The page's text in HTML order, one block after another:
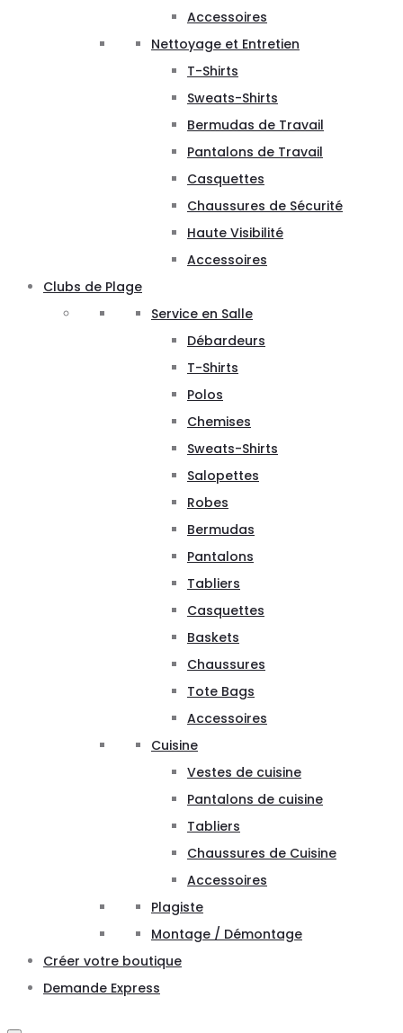
Accessoires
Nettoyage et Entretien
T-Shirts
Sweats-Shirts
Bermudas de Travail
Pantalons de Travail
Casquettes
Chaussures de Sécurité
Haute Visibilité
Accessoires
Clubs de Plage
Service en Salle
Débardeurs
T-Shirts
Polos
Chemises
Sweats-Shirts
Salopettes
Robes
Bermudas
Pantalons
Tabliers
Casquettes
Baskets
Chaussures
Tote Bags
Accessoires
Cuisine
Vestes de cuisine
Pantalons de cuisine
Tabliers
Chaussures de Cuisine
Accessoires
Plagiste
Montage / Démontage
Créer votre boutique
Demande Express